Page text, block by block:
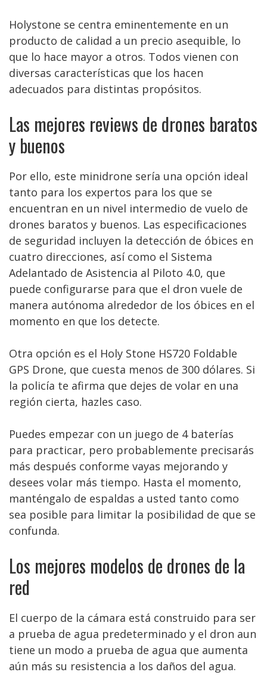
Holystone se centra eminentemente en un
producto de calidad a un precio asequible, lo
que lo hace mayor a otros. Todos vienen con
diversas características que los hacen
adecuados para distintas propósitos.
Las mejores reviews de drones baratos
y buenos
Por ello, este minidrone sería una opción ideal
tanto para los expertos para los que se
encuentran en un nivel intermedio de vuelo de
drones baratos y buenos. Las especificaciones
de seguridad incluyen la detección de óbices en
cuatro direcciones, así como el Sistema
Adelantado de Asistencia al Piloto 4.0, que
puede configurarse para que el dron vuele de
manera autónoma alrededor de los óbices en el
momento en que los detecte.
Otra opción es el Holy Stone HS720 Foldable
GPS Drone, que cuesta menos de 300 dólares. Si
la policía te afirma que dejes de volar en una
región cierta, hazles caso.
Puedes empezar con un juego de 4 baterías
para practicar, pero probablemente precisarás
más después conforme vayas mejorando y
desees volar más tiempo. Hasta el momento,
manténgalo de espaldas a usted tanto como
sea posible para limitar la posibilidad de que se
confunda.
Los mejores modelos de drones de la
red
El cuerpo de la cámara está construido para ser
a prueba de agua predeterminado y el dron aun
tiene un modo a prueba de agua que aumenta
aún más su resistencia a los daños del agua.